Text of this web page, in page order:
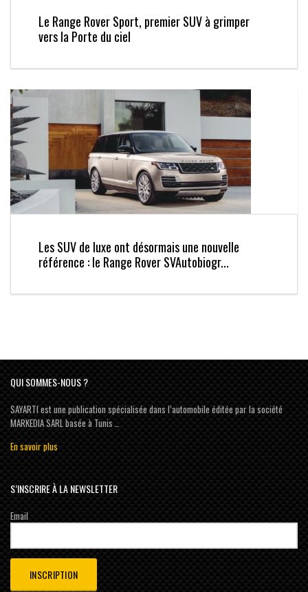
Le Range Rover Sport, premier SUV à grimper
vers la Porte du ciel
Les SUV de luxe ont désormais une nouvelle
référence : le Range Rover SVAutobiogr...
QUI SOMMES-NOUS ?
SAYARTI est une publication spécialisée dans l’automobile éditée par la société
MARKEDIA SARL basée à Tunis …
En savoir plus
S’INSCRIRE À LA NEWSLETTER
Email